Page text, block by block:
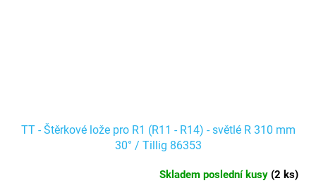
TT - Štěrkové lože pro R1 (R11 - R14) - světlé R 310 mm
30° / Tillig 86353
Skladem poslední kusy (2 ks)